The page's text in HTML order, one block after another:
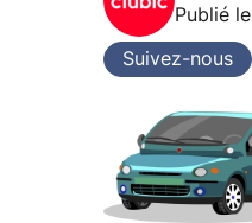
Publié le
Suivez-nous